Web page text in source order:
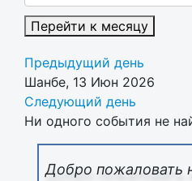
Добро пожаловать
Перейти к месяцу
Предыдущий день
Шанбе, 13 Июн 2026
Следующий день
Ни одного события не